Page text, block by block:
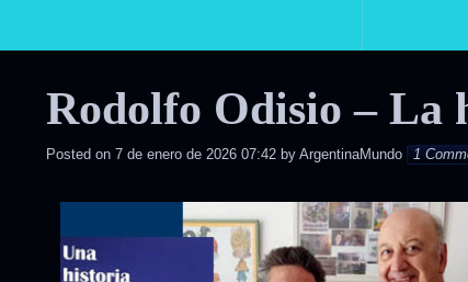
Rodolfo Odisio – La
Posted on 7 de enero de 2026 07:42 by ArgentinaMundo 1